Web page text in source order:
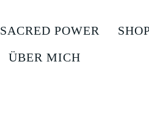
SACRED POWER
ÜBER MICH